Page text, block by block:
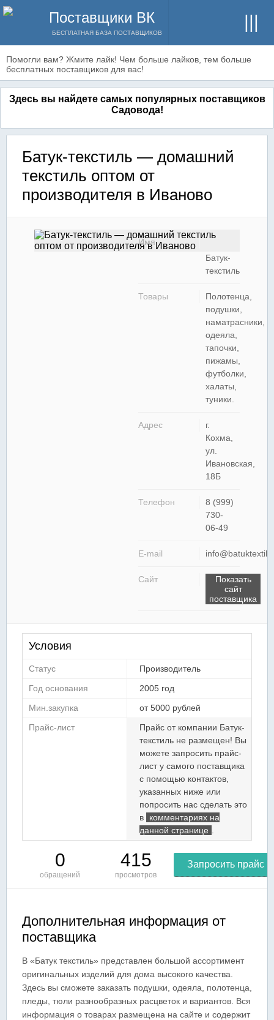
Поставщики ВК
БЕСПЛАТНАЯ БАЗА ПОСТАВЩИКОВ
Помогли вам? Жмите лайк! Чем больше лайков, тем больше
бесплатных поставщиков для вас!
Здесь вы найдете самых популярных поставщиков
Садовода!
Батук-текстиль — домашний
текстиль оптом от
производителя в Иваново
Имя
Батук-
текстиль
Товары
Полотенца,
подушки,
наматрасники,
одеяла,
тапочки,
пижамы,
футболки,
халаты,
туники.
Адрес
г.
Кохма,
ул.
Ивановская,
18Б
Телефон
8 (999)
730-
06-49
E-mail
Сайт
Показать
сайт
поставщика
Условия
Статус
Производитель
Год основания
2005 год
Мин.закупка
от 5000 рублей
Прайс-лист
Прайс от компании Батук-
текстиль не размещен! Вы
можете запросить прайс-
лист у самого поставщика
с помощью контактов,
указанных ниже или
попросить нас сделать это
в
комментариях на
данной странице
0
обращений
415
просмотров
Запросить прайс
Дополнительная информация от
поставщика
В «Батук текстиль» представлен большой ассортимент
оригинальных изделий для дома высокого качества.
Здесь вы сможете заказать подушки, одеяла, полотенца,
пледы, тюли разнообразных расцветок и вариантов. Вся
информация о товарах размещена на сайте и содержит